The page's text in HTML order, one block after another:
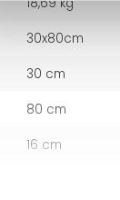
30x80cm
30 cm
80 cm
16 cm